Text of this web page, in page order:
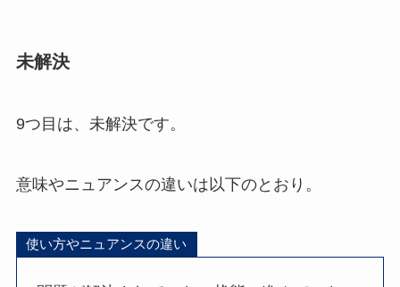
未解決
9つ目は、未解決です。
意味やニュアンスの違いは以下のとおり。
使い方やニュアンスの違い